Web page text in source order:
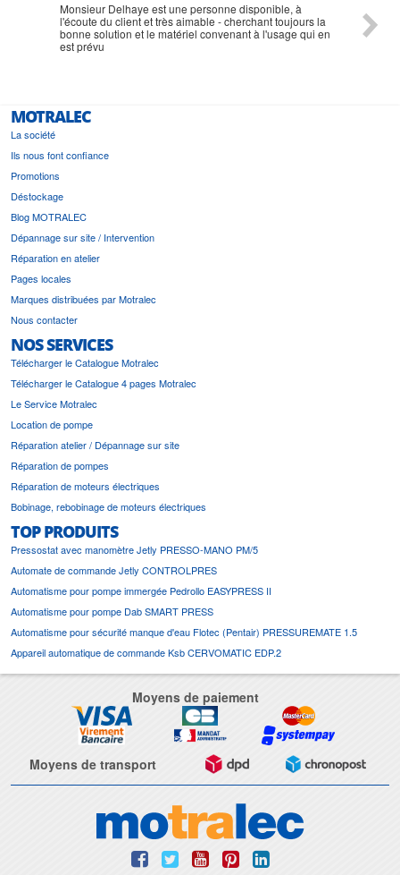
Monsieur Delhaye est une personne disponible, à
l'écoute du client et très aimable - cherchant toujours la
bonne solution et le matériel convenant à l'usage qui en
est prévu
MOTRALEC
La société
Ils nous font confiance
Promotions
Déstockage
Blog MOTRALEC
Dépannage sur site / Intervention
Réparation en atelier
Pages locales
Marques distribuées par Motralec
Nous contacter
NOS SERVICES
Télécharger le Catalogue Motralec
Télécharger le Catalogue 4 pages Motralec
Le Service Motralec
Location de pompe
Réparation atelier / Dépannage sur site
Réparation de pompes
Réparation de moteurs électriques
Bobinage, rebobinage de moteurs électriques
TOP PRODUITS
Pressostat avec manomètre Jetly PRESSO-MANO PM/5
Automate de commande Jetly CONTROLPRES
Automatisme pour pompe immergée Pedrollo EASYPRESS II
Automatisme pour pompe Dab SMART PRESS
Automatisme pour sécurité manque d'eau Flotec (Pentair) PRESSUREMATE 1.5
Appareil automatique de commande Ksb CERVOMATIC EDP.2
Moyens de paiement
Moyens de transport